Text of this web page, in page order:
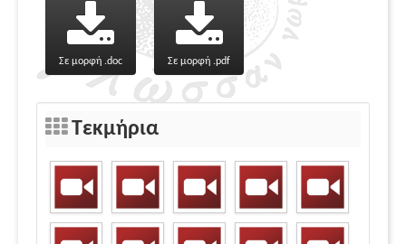
Σε μορφή .doc Σε μορφή .pdf
Τεκμήρια